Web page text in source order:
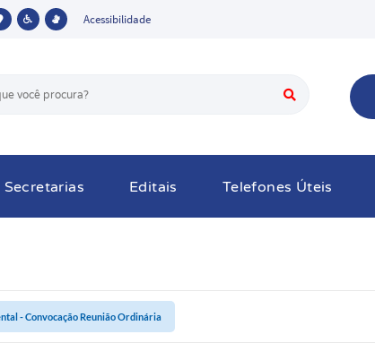
Acessibilidade
Secretarias Editais Telefones Úteis
- Convocação Reunião Ordinária